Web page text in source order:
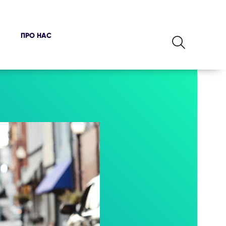
ПРО НАС